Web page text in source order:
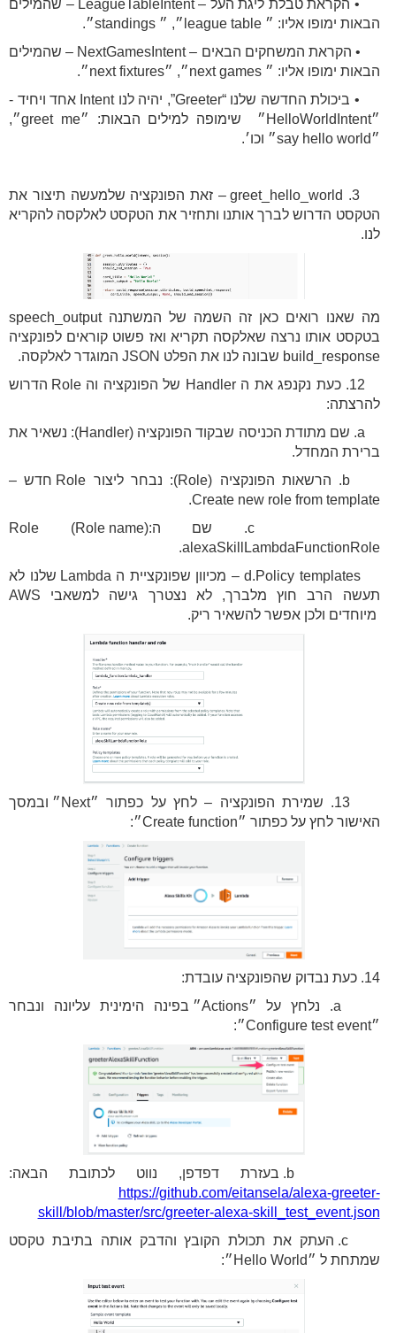
• הקראת טבלת ליגת העל – LeagueTableIntent – שהמילים
הבאות ימופו אליו: ״ league table״, ״ standings״.
• הקראת המשחקים הבאים – NextGamesIntent – שהמילים
הבאות ימופו אליו: ״ next games״, ״next fixtures״.
• ביכולת החדשה שלנו “Greeter”, יהיה לנו Intent אחד ויחיד -
״HelloWorldIntent״ שימופה למילים הבאות: ״greet me״,
״say hello world״ וכו׳.
3. greet_hello_world – זאת הפונקציה שלמעשה תיצור את
הטקסט הדרוש לברך אותנו ותחזיר את הטקסט לאלקסה להקריא
לנו.
מה שאנו רואים כאן זה השמה של המשתנה speech_output
בטקסט אותו נרצה שאלקסה תקריא ואז פשוט קוראים לפונקציה
build_response שבונה לנו את הפלט JSON המוגדר לאלקסה.
12. כעת נקנפג את ה Handler של הפונקציה וה Role הדרוש
להרצתה:
a. שם מתודת הכניסה שבקוד הפונקציה (Handler): נשאיר את
ברירת המחדל.
b. הרשאות הפונקציה (Role): נבחר ליצור Role חדש –
Create new role from template.
c. שם הRole (Role name):
alexaSkillLambdaFunctionRole.
d.Policy templates – מכיוון שפונקציית ה Lambda שלנו לא
תעשה הרב חוץ מלברך, לא נצטרך גישה למשאבי AWS
מיוחדים ולכן אפשר להשאיר ריק.
13. שמירת הפונקציה – לחץ על כפתור ״Next״ ובמסך
האישור לחץ על כפתור ״Create function״:
14. כעת נבדוק שהפונקציה עובדת:
a. נלחץ על ״Actions״ בפינה הימינית עליונה ונבחר
״Configure test event״:
https://github.com/eitansela/alexa-greeter-
skill/blob/master/src/greeter-alexa-skill_test_event.json
c. העתק את תכולת הקובץ והדבק אותה בתיבת טקסט
שמתחת ל ״Hello World״: